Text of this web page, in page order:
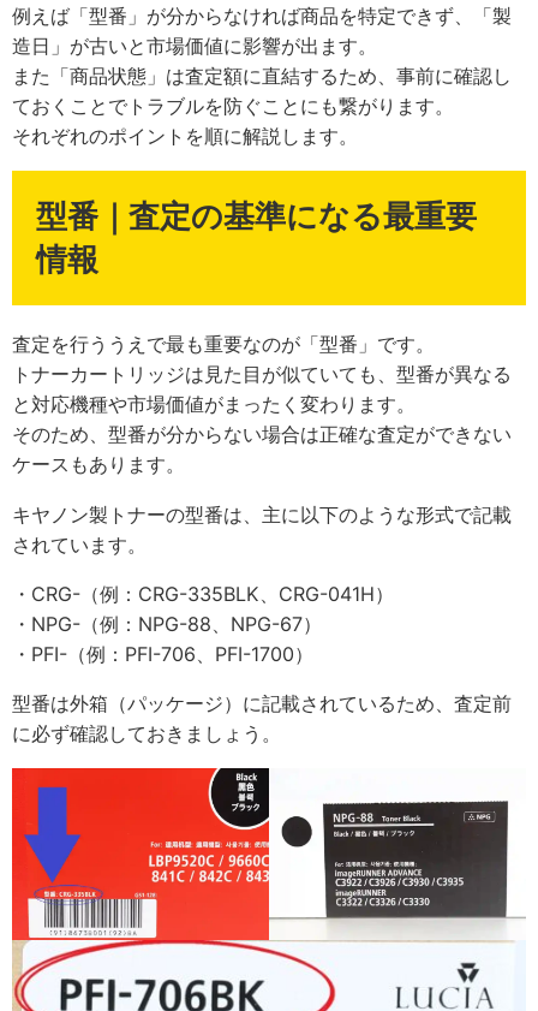
例えば「型番」が分からなければ商品を特定できず、「製
造日」が古いと市場価値に影響が出ます。
また「商品状態」は査定額に直結するため、事前に確認し
ておくことでトラブルを防ぐことにも繋がります。
それぞれのポイントを順に解説します。
型番｜査定の基準になる最重要
情報
査定を行ううえで最も重要なのが「型番」です。
トナーカートリッジは見た目が似ていても、型番が異なる
と対応機種や市場価値がまったく変わります。
そのため、型番が分からない場合は正確な査定ができない
ケースもあります。
キヤノン製トナーの型番は、主に以下のような形式で記載
されています。
・CRG-（例：CRG-335BLK、CRG-041H）
・NPG-（例：NPG-88、NPG-67）
・PFI-（例：PFI-706、PFI-1700）
型番は外箱（パッケージ）に記載されているため、査定前
に必ず確認しておきましょう。